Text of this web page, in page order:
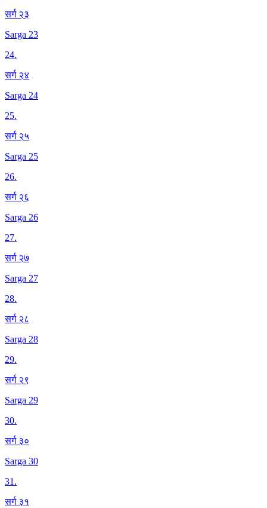
सर्ग २३
Sarga 23
24.
सर्ग २४
Sarga 24
25.
सर्ग २५
Sarga 25
26.
सर्ग २६
Sarga 26
27.
सर्ग २७
Sarga 27
28.
सर्ग २८
Sarga 28
29.
सर्ग २९
Sarga 29
30.
सर्ग ३०
Sarga 30
31.
सर्ग ३१